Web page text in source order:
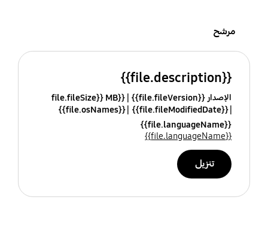
مرشح
{{file.description}}
الإصدار {{file.fileVersion}}
{{file.fileSize}} MB
{{file.fileModifiedDate}}
{{file.osNames}}
{{file.languageName}}
{{file.languageName}}
تنزيل